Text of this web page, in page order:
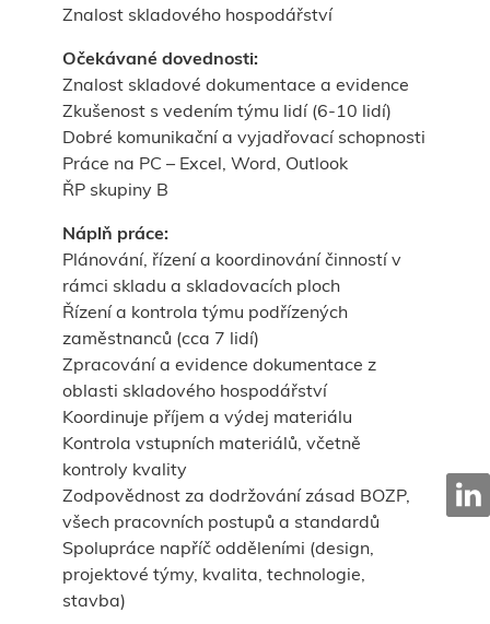
Znalost skladového hospodářství
Očekávané dovednosti:
Znalost skladové dokumentace a evidence
Zkušenost s vedením týmu lidí (6-10 lidí)
Dobré komunikační a vyjadřovací schopnosti
Práce na PC – Excel, Word, Outlook
ŘP skupiny B
Náplň práce:
Plánování, řízení a koordinování činností v
rámci skladu a skladovacích ploch
Řízení a kontrola týmu podřízených
zaměstnanců (cca 7 lidí)
Zpracování a evidence dokumentace z
oblasti skladového hospodářství
Koordinuje příjem a výdej materiálu
Kontrola vstupních materiálů, včetně
kontroly kvality
Zodpovědnost za dodržování zásad BOZP,
všech pracovních postupů a standardů
Spolupráce napříč odděleními (design,
projektové týmy, kvalita, technologie,
stavba)